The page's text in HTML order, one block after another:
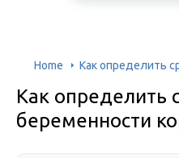
Home Как определить
Как определить
беременности